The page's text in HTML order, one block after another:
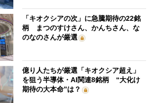
「キオクシアの次」に急騰期待の22銘
柄 まつのすけさん、かんちさん、な
のなのさんが厳選
億り人たちが厳選「キオクシア超え」
を狙う半導体・AI関連8銘柄 “大化け
期待の大本命”は？